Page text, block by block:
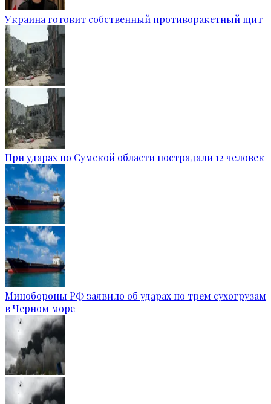
Украина готовит собственный противоракетный щит
При ударах по Сумской области пострадали 12 человек
Минобороны РФ заявило об ударах по трем сухогрузам
в Черном море